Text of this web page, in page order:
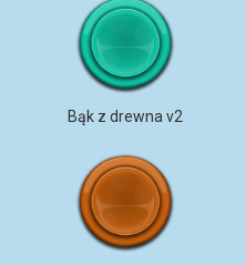
Bąk z drewna v2